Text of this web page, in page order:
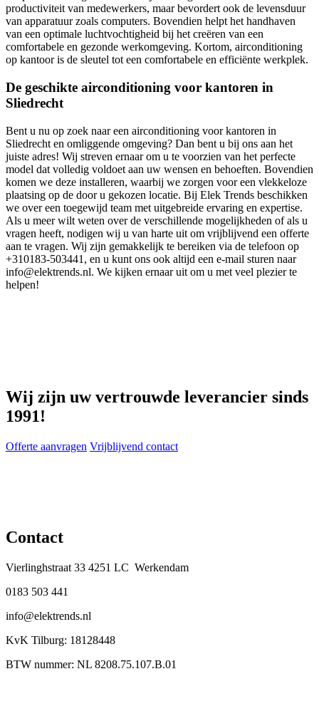
productiviteit van medewerkers, maar bevordert ook de levensduur
van apparatuur zoals computers. Bovendien helpt het handhaven
van een optimale luchtvochtigheid bij het creëren van een
comfortabele en gezonde werkomgeving. Kortom, airconditioning
op kantoor is de sleutel tot een comfortabele en efficiënte werkplek.
De geschikte airconditioning voor kantoren in
Sliedrecht
Bent u nu op zoek naar een airconditioning voor kantoren in
Sliedrecht en omliggende omgeving? Dan bent u bij ons aan het
juiste adres! Wij streven ernaar om u te voorzien van het perfecte
model dat volledig voldoet aan uw wensen en behoeften. Bovendien
komen we deze installeren, waarbij we zorgen voor een vlekkeloze
plaatsing op de door u gekozen locatie. Bij Elek Trends beschikken
we over een toegewijd team met uitgebreide ervaring en expertise.
Als u meer wilt weten over de verschillende mogelijkheden of als u
vragen heeft, nodigen wij u van harte uit om vrijblijvend een offerte
aan te vragen. Wij zijn gemakkelijk te bereiken via de telefoon op
+310183-503441, en u kunt ons ook altijd een e-mail sturen naar
info@elektrends.nl. We kijken ernaar uit om u met veel plezier te
helpen!
Wij zijn uw vertrouwde leverancier sinds
1991!
Offerte aanvragen Vrijblijvend contact
Contact
Vierlinghstraat 33 4251 LC Werkendam
0183 503 441
info@elektrends.nl
KvK Tilburg: 18128448
BTW nummer: NL 8208.75.107.B.01